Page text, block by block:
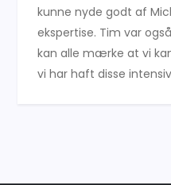
kunne nyde godt af
ekspertise. Tim var
kan alle mærke at vi
vi har haft disse